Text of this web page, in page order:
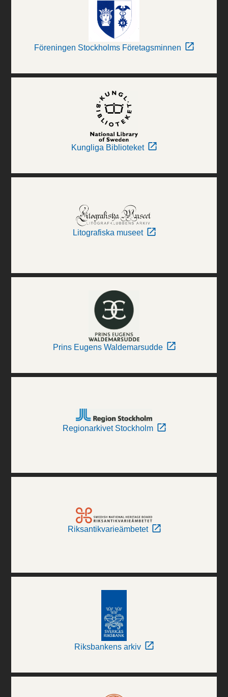
Föreningen Stockholms Företagsminnen
Kungliga Biblioteket
Litografiska museet
Prins Eugens Waldemarsudde
Regionarkivet Stockholm
Riksantikvarieämbetet
Riksbankens arkiv